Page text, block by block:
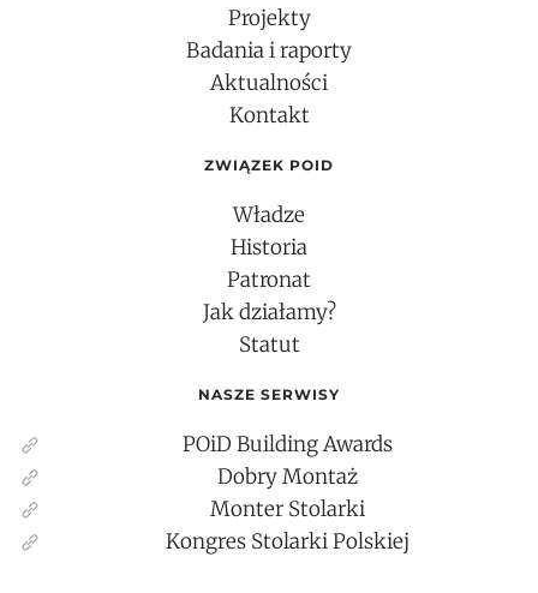
Projekty
Badania i raporty
Aktualności
Kontakt
ZWIĄZEK POID
Władze
Historia
Patronat
Jak działamy?
Statut
NASZE SERWISY
POiD Building Awards
Dobry Montaż
Monter Stolarki
Kongres Stolarki Polskiej